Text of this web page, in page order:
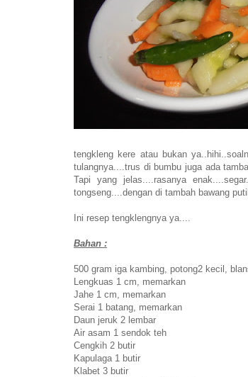
tengkleng kere atau bukan
tulangnya....trus di bumbu juga ada
Tapi yang jelas....rasanya
tongseng....dengan di tambah bawang
Ini resep tengklengnya ya....
Bahan :
500 gram iga kambing, potong2 kecil,
Lengkuas 1 cm, memarkan
Jahe 1 cm, memarkan
Serai 1 batang, memarkan
Daun jeruk 2 lembar
Air asam 1 sendok teh
Cengkih 2 butir
Kapulaga 1 butir
Klabet 3 butir